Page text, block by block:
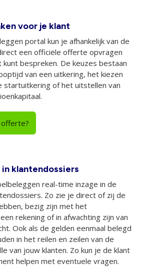
voor je klant
portal kun je afhankelijk van de
een officiële offerte opvragen
bespreken. De keuzes bestaan
van een uitkering, het kiezen
startuitkering of het uitstellen van
klantendossiers
real-time inzage in de
Zo zie je direct of zij de
bezig zijn met het
rekening of in afwachting zijn van
Ook als de gelden eenmaal belegd
in het reilen en zeilen van de
van jouw klanten. Zo kun je de klant
helpen met eventuele vragen.